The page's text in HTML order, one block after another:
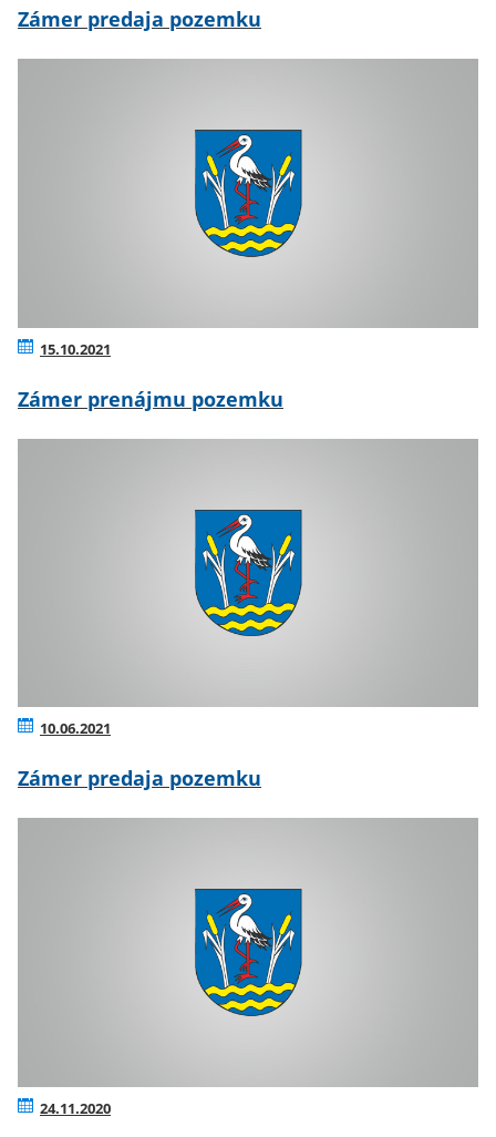
Zámer predaja pozemku
15.10.2021
Zámer prenájmu pozemku
10.06.2021
Zámer predaja pozemku
24.11.2020